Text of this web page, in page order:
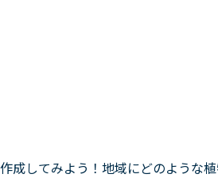
成してみよう！地域にどのような